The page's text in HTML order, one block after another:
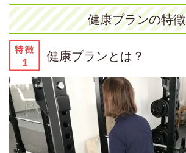
健康プランの特徴
健康プランとは？